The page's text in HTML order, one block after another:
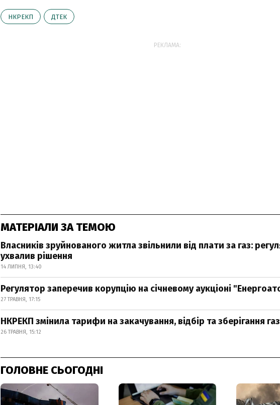
НКРЕКП ДТЕК
РЕКЛАМА:
МАТЕРІАЛИ ЗА ТЕМОЮ
Власників зруйнованого житла звільнили від плати за газ:
ухвалив рішення
14 ЛИПНЯ, 13:40
Регулятор заперечив корупцію на січневому аукціоні
27 ТРАВНЯ, 17:15
НКРЕКП змінила тарифи на закачування, відбір та зберігання
26 ТРАВНЯ, 15:12
ГОЛОВНЕ СЬОГОДНІ